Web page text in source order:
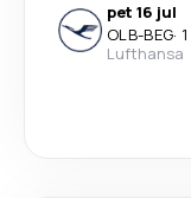
pet 16 jul
OLB-BEG·
Lufthansa